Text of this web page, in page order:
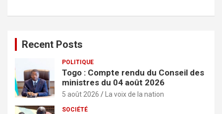
h
Recent Posts
POLITIQUE
Togo : Compte rendu du Conseil des
ministres du 04 août 2026
5 août 2026 La voix de la nation
SOCIÉTÉ